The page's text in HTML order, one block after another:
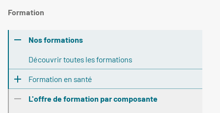
Formation
Nos formations
Découvrir toutes les formations
Formation en santé
L'offre de formation par composante